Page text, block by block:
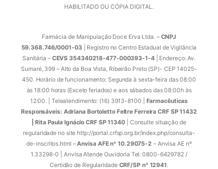
HABILITADO OU CÓPIA DIGITAL.
Farmácia de Manipulação Doce Erva Ltda. – CNPJ
59.368.746/0001-03| Registro no Centro Estadual de Vigilância
Sanitária –CEVS 354340218-477-000393-1-4| Endereço: Av.
Sumaré, 399 – Alto da Boa Vista, Ribeirão Preto (SP)- CEP 14025-
450. Horário de funcionamento: Segunda à sexta-feira das 08:00
às 18:00 horas (Exceto feriados) e aos sábados das 08:00h às
12:00. | Teleatendimento: (16) 3913-8100 | Farmacêuticas
Responsáveis: Adriana Bortoletto Feltre Ferreira CRF SP 11432
| Rita Paula Ignácio CRF SP 11340 | Consulte situação de
regularidade no site http://portal.crfsp.org.br/index.php/consulta-
de-inscritos.html –Anvisa AFE nº 10.29075-2 – Anvisa AE nº
1.33298-0 | Anvisa Atende Ouvidoria Tel: 0800-6429782 /
Certidão de Regularidade CRF/SP nº 12941.